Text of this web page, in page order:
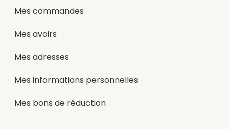
Mes commandes
Mes avoirs
Mes adresses
Mes informations personnelles
Mes bons de réduction